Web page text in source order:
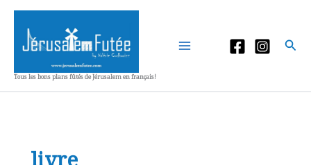
Aller
contenu
Tous les bons plans fûtés de Jérusalem en français!
livre